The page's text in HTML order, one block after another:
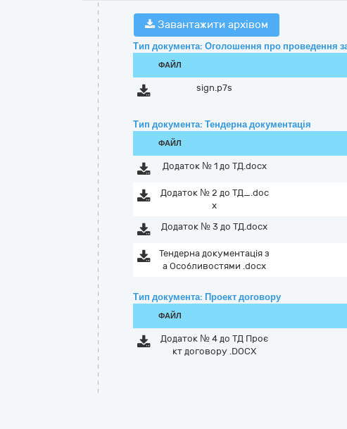
Завантажити архівом
Тип документа: Оголошення про проведення
ФАЙЛ
sign.p7s
Тип документа: Тендерна документація
ФАЙЛ
Додаток № 1 до ТД.docx
Додаток № 2 до ТД_.doc
x
Додаток № 3 до ТД.docx
Тендерна документація з
а Особливостями .docx
Тип документа: Проект договору
ФАЙЛ
Додаток № 4 до ТД Проє
кт договору .DOCX